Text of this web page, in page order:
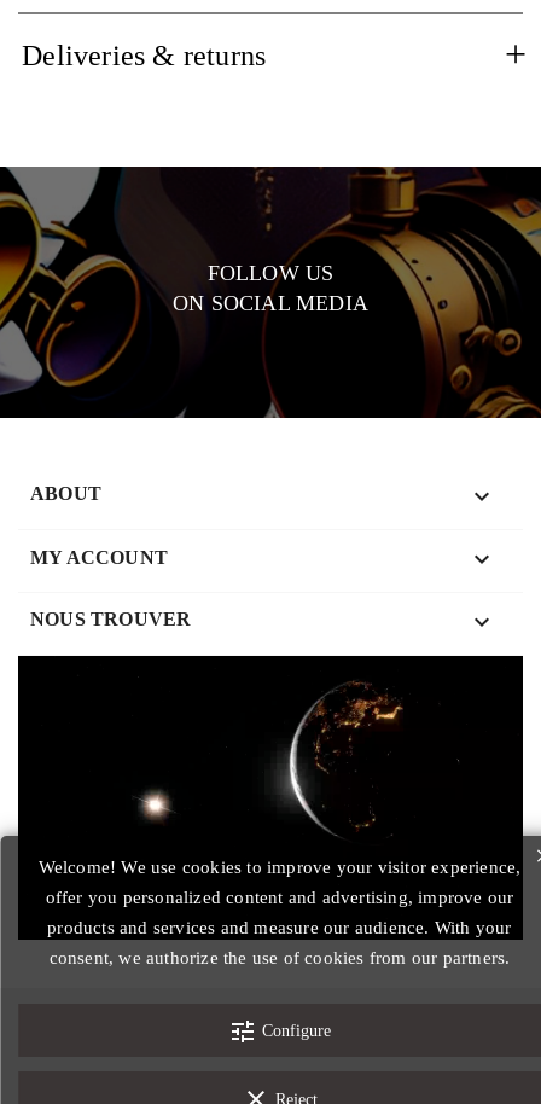
Deliveries & returns
FOLLOW US
ON SOCIAL MEDIA
ABOUT 
MY ACCOUNT 
NOUS TROUVER keyboard_arrow_down
© 2026 - Designed by Nord-image.com
Welcome! We use cookies to improve your visitor experience,
offer you personalized content and advertising, improve our
products and services and measure our audience. With your
consent, we authorize the use of cookies from our partners.
tune Configure
Reject